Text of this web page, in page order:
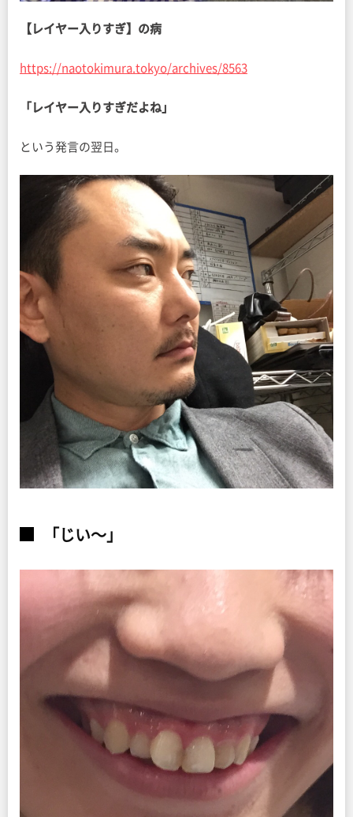
【レイヤー入りすぎ】の病
https://naotokimura.tokyo/archives/8563
「レイヤー入りすぎだよね」
という発言の翌日。
「じい〜」